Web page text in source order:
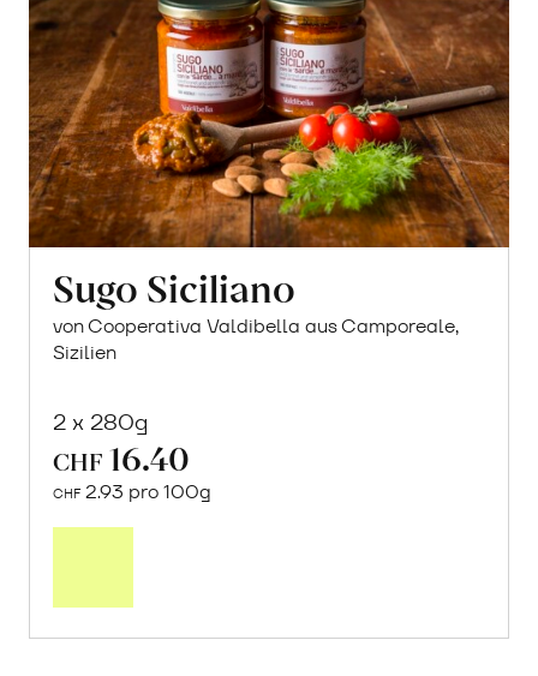
Sugo Siciliano
von Cooperativa Valdibella aus Camporeale,
Sizilien
2 x 280g
CHF 16.40
CHF 2.93 pro 100g